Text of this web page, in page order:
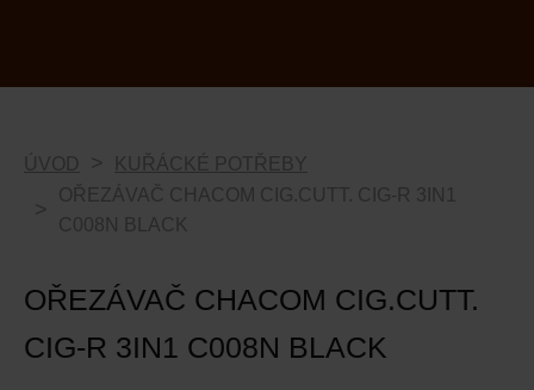
ÚVOD
KUŘÁCKÉ POTŘEBY
OŘEZÁVAČ CHACOM CIG.CUTT. CIG-R 3IN1
C008N BLACK
OŘEZÁVAČ CHACOM CIG.CUTT.
CIG-R 3IN1 C008N BLACK